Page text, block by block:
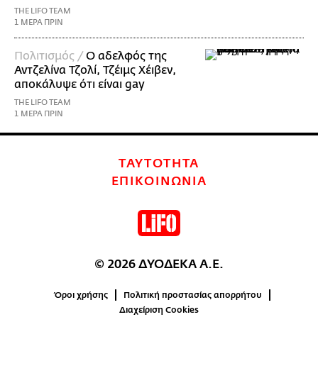
THE LIFO TEAM
1 ΜΕΡΑ ΠΡΙΝ
Πολιτισμός /Ο αδελφός της
Αντζελίνα Τζολί, Τζέιμς Χέιβεν,
αποκάλυψε ότι είναι gay
THE LIFO TEAM
1 ΜΕΡΑ ΠΡΙΝ
ΤΑΥΤΟΤΗΤΑ
ΕΠΙΚΟΙΝΩΝΙΑ
© 2026 ΔΥΟΔΕΚΑ Α.Ε.
Όροι χρήσης
Πολιτική προστασίας απορρήτου
Διαχείριση Cookies